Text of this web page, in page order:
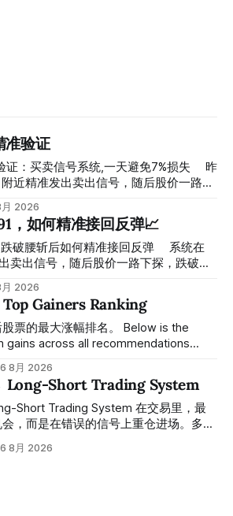
准验证
：买卖信号系统,一天避免7%损失 ⠀ 昨
近精准发出卖出信号，随后股价一路下
，系统结合大数据自动帮你读懂市场情
。 ⠀ 想要使用同款买卖信号交易系统
单、深度研究报告、交易机会 :
2026
，如何精准接回反弹📈
腰斩后如何精准接回反弹 ⠀ 系统在
卖出信号，随后股价一路下探，跌破
突破信号。 ⠀ 从突破点起算，股价
，涨幅接近50%。 ⠀ 今天股价小幅回
，仍然稳稳站在突破位置上方。 ⠀ 很多
为把时间都花在自己画线、盯盘、分析
经帮你把大数据全部跑过一遍，市场
反转位置，全部自动分析整合，直接把
前。 ⠀ 你需要做的，只是准备好一份
剩下的分析交给系统。 ⠀ 交易，本该
、深度研究报告、交易机会 :
2026
Gainers Ranking
大涨幅排名。 Below is the
gains across all recommendations
、目标价及推介日期，均在对应期数
时同步公开，时间戳可完整溯源，付费
July 12, 2026. All entry prices, price
corresponding "Trading Ideas"
8月 2026
Long-Short Trading System
Trading System 在交易里，最
，而是在错误的信号上重仓进场。多空
交易，把最高确信度的市场结构，直接
8月 2026